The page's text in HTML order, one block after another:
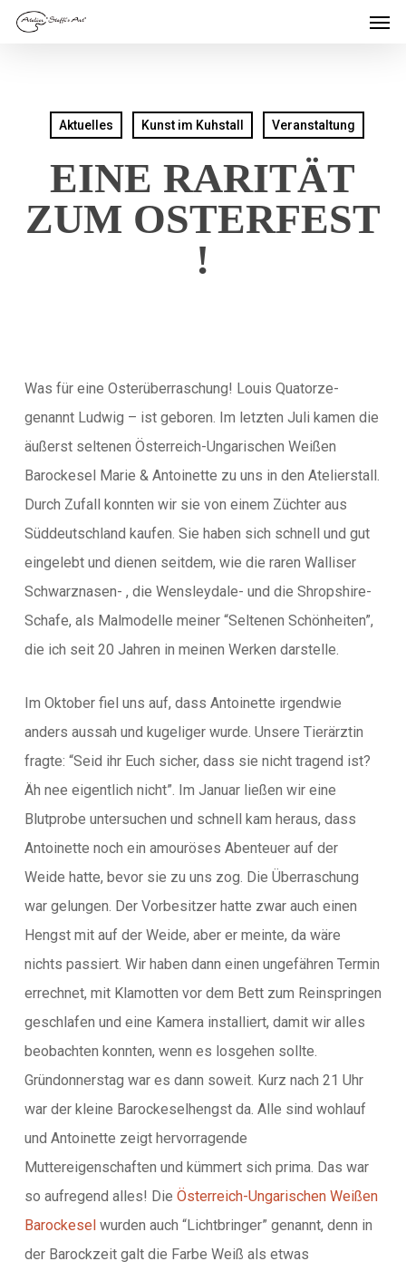
Skip
Aktuelles Kunst im Kuhstall Veranstaltung
EINE RARITÄT
ZUM OSTERFEST
!
Was für eine Osterüberraschung! Louis Quatorze-
genannt Ludwig – ist geboren. Im letzten Juli kamen die
äußerst seltenen Österreich-Ungarischen Weißen
Barockesel Marie & Antoinette zu uns in den Atelierstall.
Durch Zufall konnten wir sie von einem Züchter aus
Süddeutschland kaufen. Sie haben sich schnell und gut
eingelebt und dienen seitdem, wie die raren Walliser
Schwarznasen- , die Wensleydale- und die Shropshire-
Schafe, als Malmodelle meiner “Seltenen Schönheiten”,
die ich seit 20 Jahren in meinen Werken darstelle.
Im Oktober fiel uns auf, dass Antoinette irgendwie
anders aussah und kugeliger wurde. Unsere Tierärztin
fragte: “Seid ihr Euch sicher, dass sie nicht tragend ist?
Äh nee eigentlich nicht”. Im Januar ließen wir eine
Blutprobe untersuchen und schnell kam heraus, dass
Antoinette noch ein amouröses Abenteuer auf der
Weide hatte, bevor sie zu uns zog. Die Überraschung
war gelungen. Der Vorbesitzer hatte zwar auch einen
Hengst mit auf der Weide, aber er meinte, da wäre
nichts passiert. Wir haben dann einen ungefähren Termin
errechnet, mit Klamotten vor dem Bett zum Reinspringen
geschlafen und eine Kamera installiert, damit wir alles
beobachten konnten, wenn es losgehen sollte.
Gründonnerstag war es dann soweit. Kurz nach 21 Uhr
war der kleine Barockeselhengst da. Alle sind wohlauf
und Antoinette zeigt hervorragende
Muttereigenschaften und kümmert sich prima. Das war
so aufregend alles! Die Österreich-Ungarischen Weißen
Barockeselwurden auch “Lichtbringer” genannt, denn in
der Barockzeit galt die Farbe Weiß als etwas